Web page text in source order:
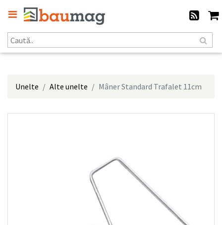
Unelte Alte unelte Mâner Standard Trafalet 11cm